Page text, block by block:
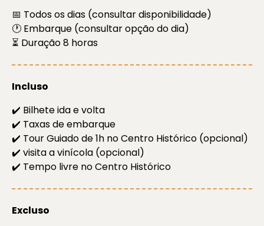
📅 Todos os dias (consultar disponibilidade)
🕐 Embarque (consultar opção do dia)
⏳ Duração 8 horas
Incluso
✔️ Bilhete ida e volta
✔️ Taxas de embarque
✔️ Tour Guiado de 1h no Centro Histórico (opcional)
✔️ visita a vinícola (opcional)
✔️ Tempo livre no Centro Histórico
Excluso